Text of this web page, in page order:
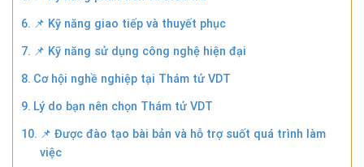
📌 Kỹ năng giao tiếp và thuyết phục
📌 Kỹ năng sử dụng công nghệ hiện đại
Cơ hội nghề nghiệp tại Thám tử VDT
Lý do bạn nên chọn Thám tử VDT
📌 Được đào tạo bài bản và hỗ trợ suốt quá trình làm
việc